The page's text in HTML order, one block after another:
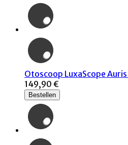
Otoscoop LuxaScope
149,90 €
Bestellen